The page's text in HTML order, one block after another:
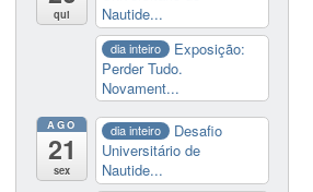
qui
Nautide...
dia inteiro
Exposição:
Perder Tudo.
Novament...
AGO
21
sex
dia inteiro
Desafio
Universitário de
Nautide...